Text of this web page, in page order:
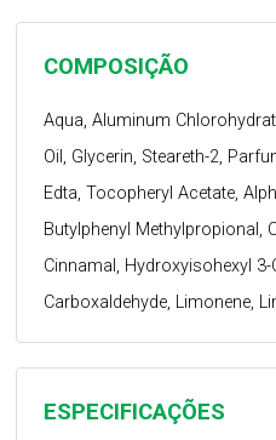
ESPECIFICAÇÕES
COMPOSIÇÃO
Aqua, Aluminum
Oil, Glycerin, Steareth-2,
Edta, Tocopheryl Acetate,
Butylphenyl Methylpropional,
Cinnamal, Hydroxyisohexyl 3-
Carboxaldehyde, Limonene,